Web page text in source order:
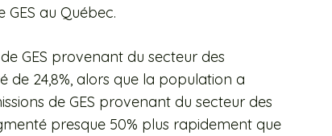
GES au Québec.
GES provenant du secteur des
24,8%, alors que la population a
de GES provenant du secteur des
presque 50% plus rapidement que